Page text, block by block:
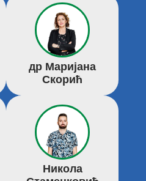
др Маријана
Скорић
Никола